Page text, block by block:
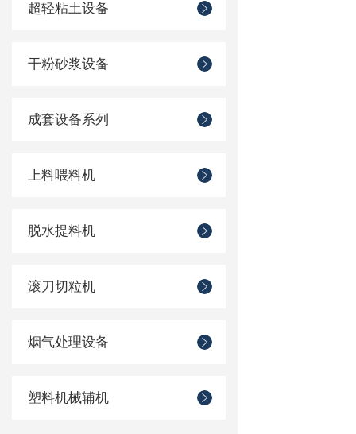
超轻粘土设备
干粉砂浆设备
成套设备系列
上料喂料机
脱水提料机
滚刀切粒机
烟气处理设备
塑料机械辅机